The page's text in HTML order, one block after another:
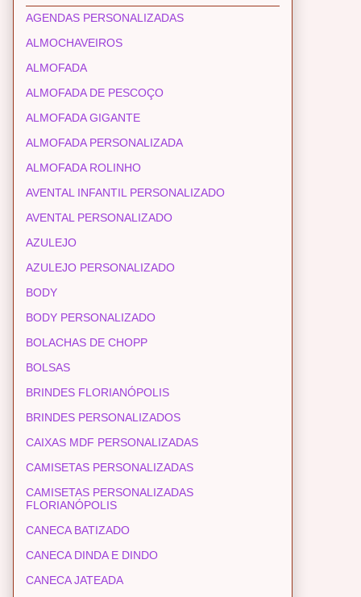
AGENDAS PERSONALIZADAS
ALMOCHAVEIROS
ALMOFADA
ALMOFADA DE PESCOÇO
ALMOFADA GIGANTE
ALMOFADA PERSONALIZADA
ALMOFADA ROLINHO
AVENTAL INFANTIL PERSONALIZADO
AVENTAL PERSONALIZADO
AZULEJO
AZULEJO PERSONALIZADO
BODY
BODY PERSONALIZADO
BOLACHAS DE CHOPP
BOLSAS
BRINDES FLORIANÓPOLIS
BRINDES PERSONALIZADOS
CAIXAS MDF PERSONALIZADAS
CAMISETAS PERSONALIZADAS
CAMISETAS PERSONALIZADAS
FLORIANÓPOLIS
CANECA BATIZADO
CANECA DINDA E DINDO
CANECA JATEADA